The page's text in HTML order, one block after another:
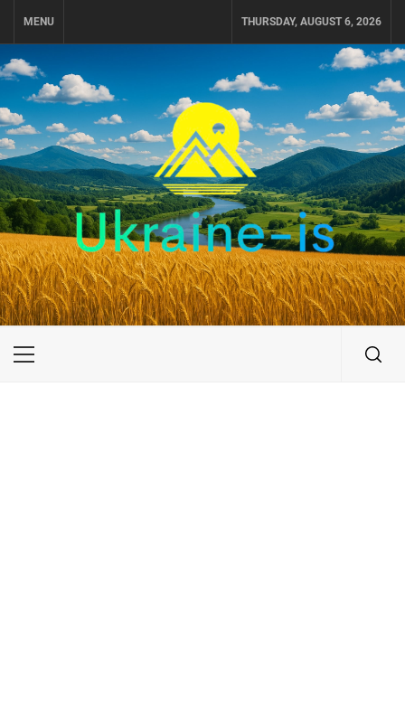
MENU THURSDAY, AUGUST 6, 2026
UKRAINE-IS
ПОДОРОЖI ПО УКРАЇНІ
Primary